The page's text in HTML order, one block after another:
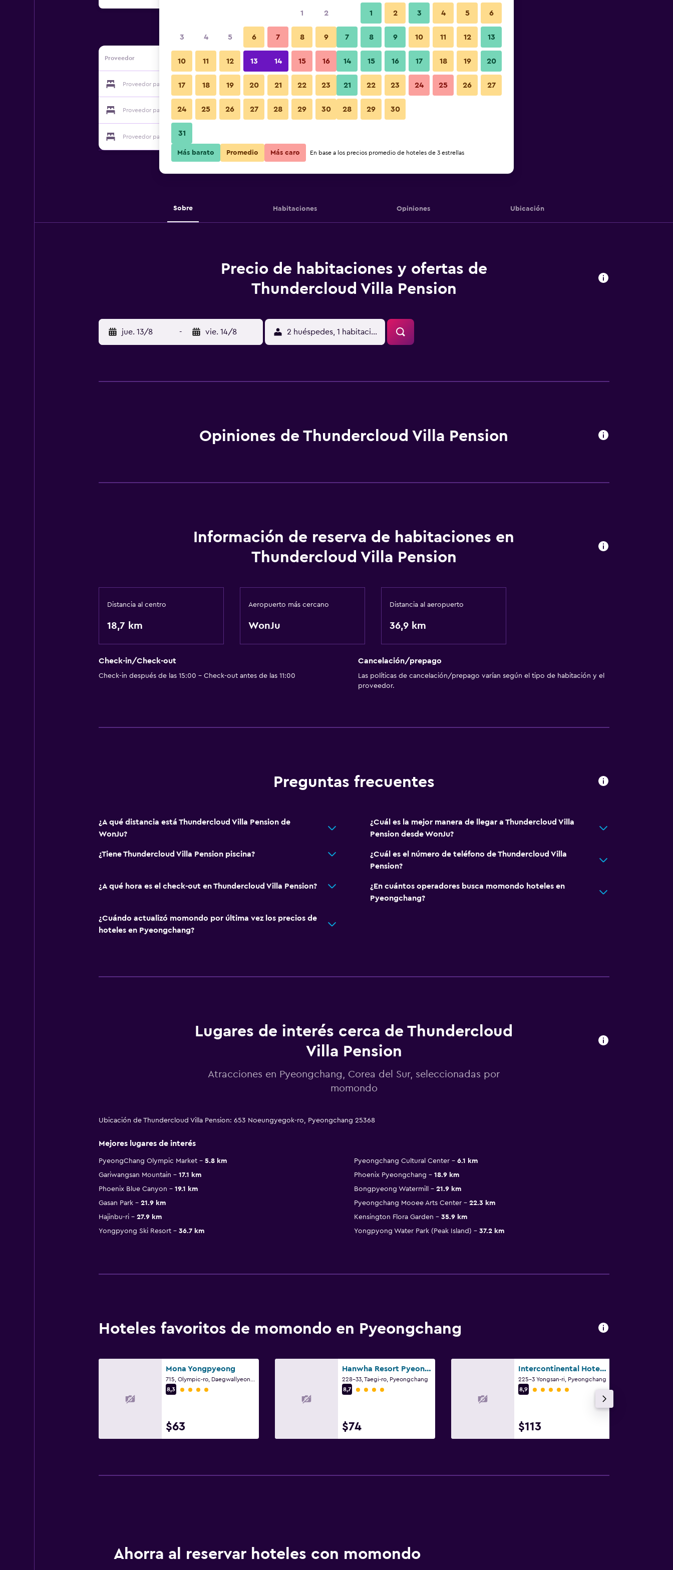
Proveedor
Proveedor para Thundercloud Villa Pension Ver precios
Proveedor para Thundercloud Villa Pension Ver precios
Proveedor para Thundercloud Villa Pension
Sobre Habitaciones Opiniones Ubicación
Precio de habitaciones y ofertas de
Thundercloud Villa Pension
jue. 13/8 - vie. 14/8 2 huéspedes, 1 habitación
Opiniones de Thundercloud Villa Pension
Información de reserva de habitaciones en
Thundercloud Villa Pension
Distancia al centro
18,7 km
Aeropuerto más cercano
WonJu
Distancia al aeropuerto
36,9 km
Check-in/Check-out
Check-in después de las 15:00 - Check-out antes de las 11:00
Cancelación/prepago
Las políticas de cancelación/prepago varían según el tipo de habitación y el
proveedor.
Preguntas frecuentes
¿A qué distancia está Thundercloud Villa Pension de
WonJu?
¿Cuál es la mejor manera de llegar a Thundercloud Villa
Pension desde WonJu?
¿Tiene Thundercloud Villa Pension piscina?
¿Cuál es el número de teléfono de Thundercloud Villa
Pension?
¿A qué hora es el check-out en Thundercloud Villa Pension?
¿En cuántos operadores busca momondo hoteles en
Pyeongchang?
¿Cuándo actualizó momondo por última vez los precios de
hoteles en Pyeongchang?
Lugares de interés cerca de Thundercloud
Villa Pension
Atracciones en Pyeongchang, Corea del Sur, seleccionadas por
momondo
Ubicación de Thundercloud Villa Pension: 653 Noeungyegok-ro, Pyeongchang 25368
Mejores lugares de interés
PyeongChang Olympic Market 5.8 km Pyeongchang Cultural Center
6.1 km
Gariwangsan Mountain
17.1 km Phoenix Pyeongchang
18.9 km
Phoenix Blue Canyon
19.1 km Bongpyeong Watermill
21.9 km
Gasan Park
21.9 km Pyeongchang Mooee Arts Center
22.3 km
Hajinbu-ri
27.9 km Kensington Flora Garden
35.9 km
Yongpyong Ski Resort
36.7 km Yongpyong Water Park (Peak Island) 37.2 km
Hoteles favoritos de momondo en Pyeongchang
Mona Yongpyeong
8,3
Categoría 4
$63
Hanwha Resort Pyeongchang
228-33, Taegi-ro, Pyeongchang
8,7
Categoría 4
$74
Intercontinental Hotels Alpensia Pyeongchang Resort By IHG
225-3 Yongsan-ri, Pyeongchang
8,9
Categoría 5
$113
Ahorra al reservar hoteles con momondo
1 2
3 4 5 6 7 8 9
10 11 12 13 14 15 16
17 18 19 20 21 22 23
24 25 26 27 28 29 30
31
1 2 3 4 5 6
7 8 9 10 11 12 13
14 15 16 17 18 19 20
21 22 23 24 25 26 27
28 29 30
Más barato Promedio Más caro En base a los precios promedio de hoteles de 3 estrellas